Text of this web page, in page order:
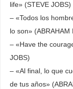
life» (STEVE JOBS)
– «Todos los
lo son» (ABRAHAM
– «Have the
JOBS)
– «Al final, lo que
de tus años»